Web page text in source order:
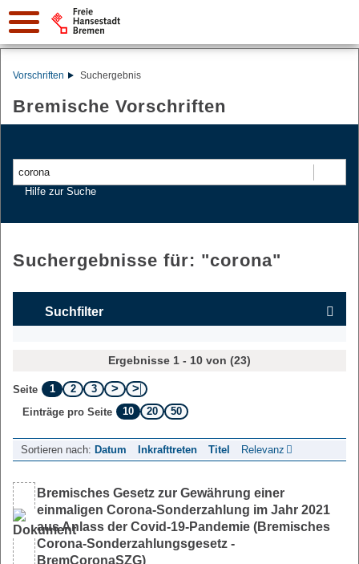
Vorschriften Suchergebnis
Bremische Vorschriften
Hilfe zur Suche
Suchergebnisse für: "corona"
Suchfilter
Ergebnisse 1 - 10 von (23)
Seite 1 2
3
Einträge pro Seite
10 20 50
Sortieren nach: Datum Inkrafttreten Titel Relevanz
Bremisches Gesetz zur Gewährung einer
einmaligen Corona-Sonderzahlung im Jahr 2021
aus Anlass der Covid-19-Pandemie (Bremisches
Corona-Sonderzahlungsgesetz -
BremCoronaSZG)